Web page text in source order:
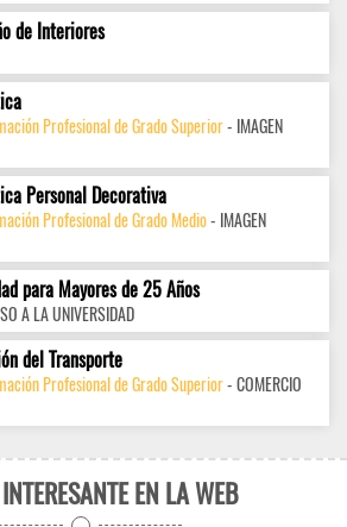
de Interiores
Profesional de Grado Superior- IMAGEN
Personal Decorativa
Profesional de Grado Medio- IMAGEN
para Mayores de 25 Años
A LA UNIVERSIDAD
del Transporte
Profesional de Grado Superior- COMERCIO
EN LA WEB